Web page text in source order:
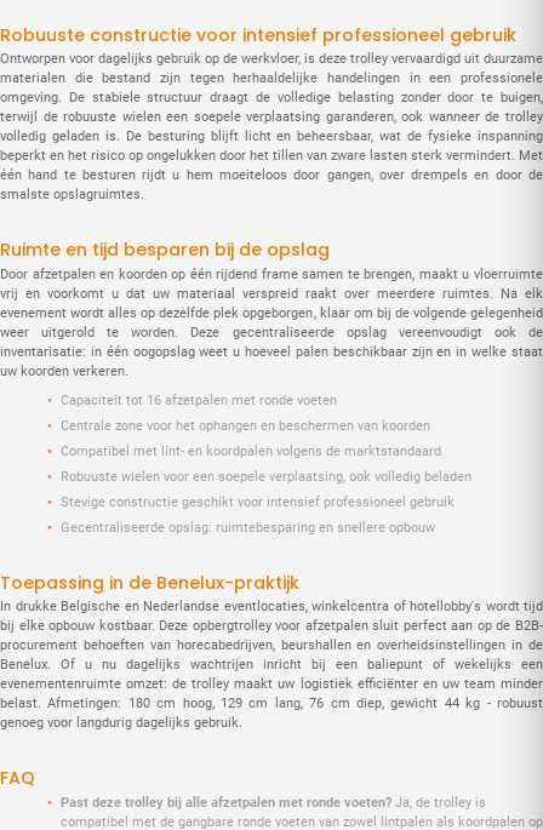
Robuuste constructie voor intensief professioneel gebruik
Ontworpen voor dagelijks gebruik op de werkvloer, is deze trolley vervaardigd uit duurzame
materialen die bestand zijn tegen herhaaldelijke handelingen in een professionele
omgeving. De stabiele structuur draagt de volledige belasting zonder door te buigen,
terwijl de robuuste wielen een soepele verplaatsing garanderen, ook wanneer de trolley
volledig geladen is. De besturing blijft licht en beheersbaar, wat de fysieke inspanning
beperkt en het risico op ongelukken door het tillen van zware lasten sterk vermindert. Met
één hand te besturen rijdt u hem moeiteloos door gangen, over drempels en door de
smalste opslagruimtes.
Ruimte en tijd besparen bij de opslag
Door afzetpalen en koorden op één rijdend frame samen te brengen, maakt u vloerruimte
vrij en voorkomt u dat uw materiaal verspreid raakt over meerdere ruimtes. Na elk
evenement wordt alles op dezelfde plek opgeborgen, klaar om bij de volgende gelegenheid
weer uitgerold te worden. Deze gecentraliseerde opslag vereenvoudigt ook de
inventarisatie: in één oogopslag weet u hoeveel palen beschikbaar zijn en in welke staat
uw koorden verkeren.
Capaciteit tot 16 afzetpalen met ronde voeten
Centrale zone voor het ophangen en beschermen van koorden
Compatibel met lint- en koordpalen volgens de marktstandaard
Robuuste wielen voor een soepele verplaatsing, ook volledig beladen
Stevige constructie geschikt voor intensief professioneel gebruik
Gecentraliseerde opslag: ruimtebesparing en snellere opbouw
Toepassing in de Benelux-praktijk
In drukke Belgische en Nederlandse eventlocaties, winkelcentra of hotellobby's wordt tijd
bij elke opbouw kostbaar. Deze opbergtrolley voor afzetpalen sluit perfect aan op de B2B-
procurement behoeften van horecabedrijven, beurshallen en overheidsinstellingen in de
Benelux. Of u nu dagelijks wachtrijen inricht bij een baliepunt of wekelijks een
evenementenruimte omzet: de trolley maakt uw logistiek efficiënter en uw team minder
belast. Afmetingen: 180 cm hoog, 129 cm lang, 76 cm diep, gewicht 44 kg - robuust
genoeg voor langdurig dagelijks gebruik.
FAQ
Past deze trolley bij alle afzetpalen met ronde voeten? Ja, de trolley is
compatibel met de gangbare ronde voeten van zowel lintpalen als koordpalen op